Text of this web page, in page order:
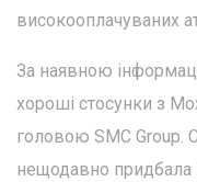
високооплачуваних
За наявною
хороші стосунки з
головою SMC Group.
нещодавно придбала